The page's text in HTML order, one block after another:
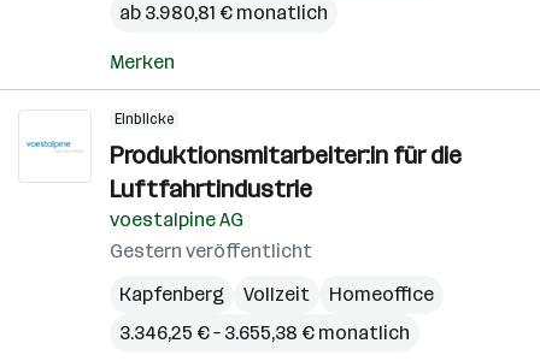
ab 3.980,81 € monatlich
Merken
Einblicke
Produktionsmitarbeiter:in für die
Luftfahrtindustrie
voestalpine AG
Gestern veröffentlicht
Kapfenberg
Vollzeit
Homeoffice
3.346,25 € – 3.655,38 € monatlich